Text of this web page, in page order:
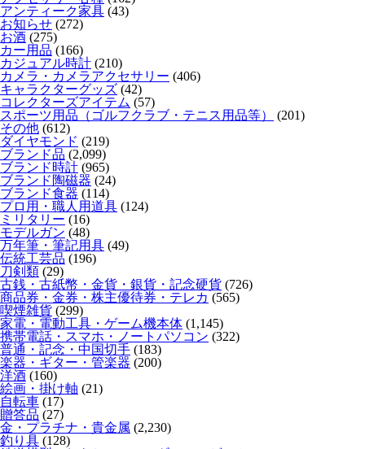
アンティーク家具 (43)
お知らせ (272)
お酒 (275)
カー用品 (166)
カジュアル時計 (210)
カメラ・カメラアクセサリー (406)
キャラクターグッズ (42)
コレクターズアイテム (57)
スポーツ用品（ゴルフクラブ・テニス用品等）
(201)
その他 (612)
ダイヤモンド (219)
ブランド品 (2,099)
ブランド時計 (965)
ブランド陶磁器 (24)
ブランド食器 (114)
プロ用・職人用道具 (124)
ミリタリー (16)
モデルガン (48)
万年筆・筆記用具 (49)
伝統工芸品 (196)
刀剣類 (29)
古銭・古紙幣・金貨・銀貨・記念硬貨 (726)
商品券・金券・株主優待券・テレカ (565)
喫煙雑貨 (299)
家電・電動工具・ゲーム機本体 (1,145)
携帯電話・スマホ・ノートパソコン (322)
普通・記念・中国切手 (183)
楽器・ギター・管楽器 (200)
洋酒 (160)
絵画・掛け軸 (21)
自転車 (17)
贈答品 (27)
金・プラチナ・貴金属 (2,230)
釣り具 (128)